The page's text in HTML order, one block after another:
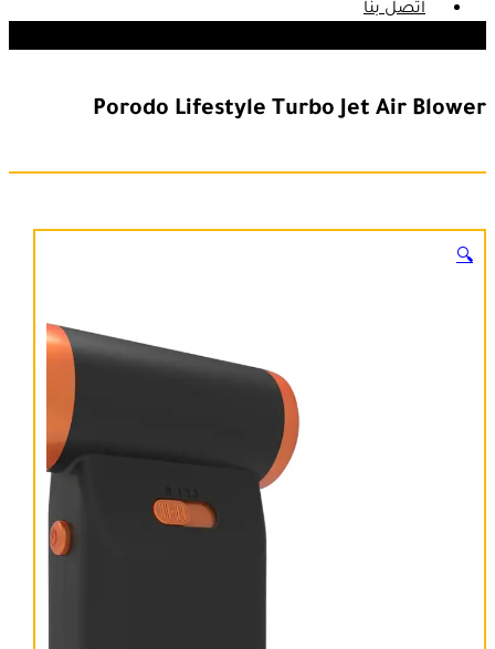
اتصل بنا
Porodo Lifestyle Turbo Jet Air Blower
🔍